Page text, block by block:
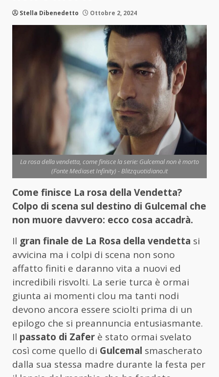
Stella Dibenedetto Ottobre 2, 2024
La rosa della vendetta, come finisce la serie: Gulcemal non è morto
(Fonte Mediaset Infinity) - Blitzquotidiano.it
Come finisce La rosa della Vendetta?
Colpo di scena sul destino di Gulcemal che
non muore davvero: ecco cosa accadrà.
Il gran finale de La Rosa della vendetta si
avvicina ma i colpi di scena non sono
affatto finiti e daranno vita a nuovi ed
incredibili risvolti. La serie turca è ormai
giunta ai momenti clou ma tanti nodi
devono ancora essere sciolti prima di un
epilogo che si preannuncia entusiasmante.
Il passato di Zafer è stato ormai svelato
così come quello di Gulcemal smascherato
dalla sua stessa madre durante la festa per